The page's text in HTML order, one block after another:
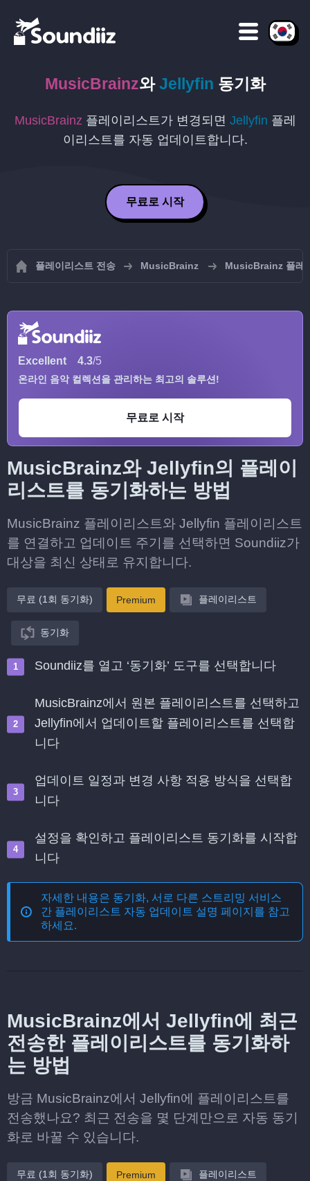
MusicBrainz와Jellyfin 동기화
MusicBrainz 플레이리스트가 변경되면 Jellyfin 플레
이리스트를 자동 업데이트합니다.
무료로 시작
플레이리스트 전송 MusicBrainz MusicBrainz 플레
Excellent 4.3/5
온라인 음악 컬렉션을 관리하는 최고의 솔루션!
무료로 시작
MusicBrainz와 Jellyfin의 플레이
리스트를 동기화하는 방법
MusicBrainz 플레이리스트와 Jellyfin 플레이리스트
를 연결하고 업데이트 주기를 선택하면 Soundiiz가
대상을 최신 상태로 유지합니다.
무료 (1회 동기화) Premium 플레이리스트
동기화
Soundiiz를 열고 ‘동기화’ 도구를 선택합니다
MusicBrainz에서 원본 플레이리스트를 선택하고
Jellyfin에서 업데이트할 플레이리스트를 선택합
니다
업데이트 일정과 변경 사항 적용 방식을 선택합
니다
설정을 확인하고 플레이리스트 동기화를 시작합
니다
자세한 내용은 동기화, 서로 다른 스트리밍 서비스
간 플레이리스트 자동 업데이트 설명 페이지를 참고
하세요.
MusicBrainz에서 Jellyfin에 최근
전송한 플레이리스트를 동기화하
는 방법
방금 MusicBrainz에서 Jellyfin에 플레이리스트를
전송했나요? 최근 전송을 몇 단계만으로 자동 동기
화로 바꿀 수 있습니다.
무료 (1회 동기화) Premium 플레이리스트